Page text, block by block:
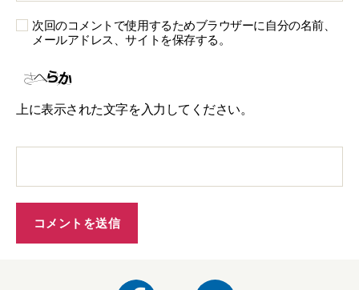
次回のコメントで使用するためブラウザーに自分の名前、
メールアドレス、サイトを保存する。
上に表示された文字を入力してください。